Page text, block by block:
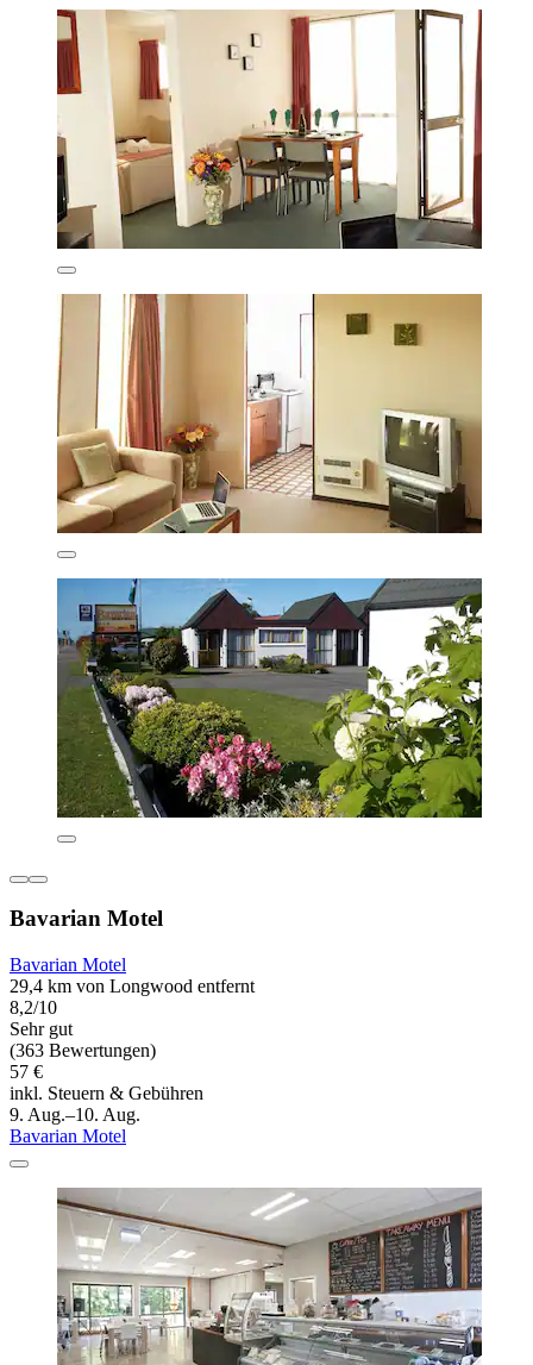
Bavarian Motel
Bavarian Motel
29,4 km von Longwood entfernt
8,2/10
Sehr gut
(363 Bewertungen)
57 €
inkl. Steuern & Gebühren
9. Aug.–10. Aug.
Bavarian Motel